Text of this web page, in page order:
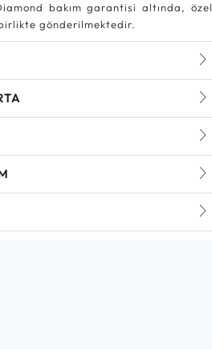
bakım garantisi altında, özel
gönderilmektedir.